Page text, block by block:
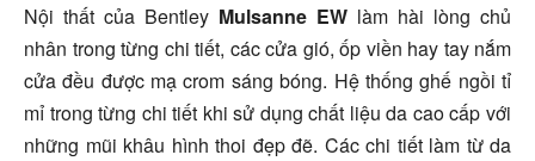
Nội thất của Bentley Mulsanne EW làm hài lòng chủ
nhân trong từng chi tiết, các cửa gió, ốp viền hay tay nắm
cửa đều được mạ crom sáng bóng. Hệ thống ghế ngồi tỉ
mỉ trong từng chi tiết khi sử dụng chất liệu da cao cấp với
những mũi khâu hình thoi đẹp đẽ. Các chi tiết làm từ da